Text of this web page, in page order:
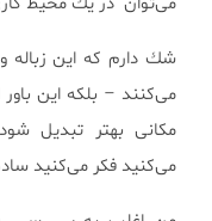
شك دارم كه این زباله
می‌كنند – بلكه این
مكانی بهتر تبدیل
می‌كنید فكر می‌كنید